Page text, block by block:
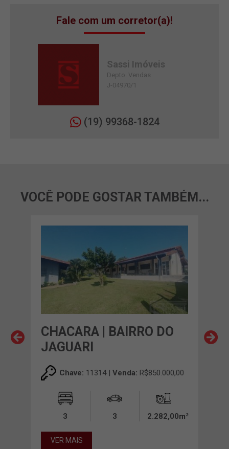
Fale com um corretor(a)!
Sassi Imóveis
Depto. Vendas
J-04970/1
(19) 99368-1824
VOCÊ PODE GOSTAR TAMBÉM...
CHACARA | BAIRRO DO
JAGUARI
Chave: 11314 | Venda: R$850.000,00
3 3 2.282,00m²
VER MAIS